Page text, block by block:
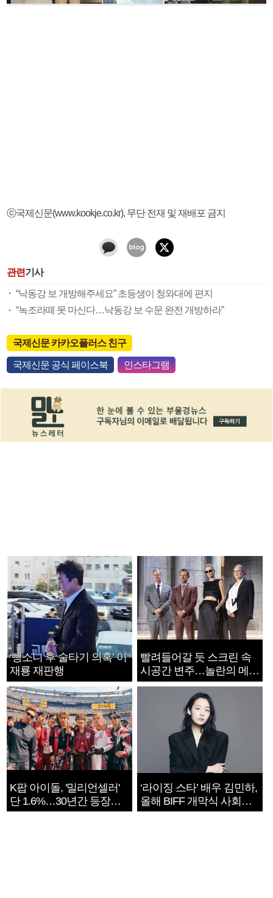
ⓒ국제신문(www.kookje.co.kr), 무단 전재 및 재배포 금지
관련기사
“낙동강 보 개방해주세요” 초등생이 청와대에 편지
“녹조라떼 못 마신다…낙동강 보 수문 완전 개방하라”
국제신문 카카오플러스 친구
국제신문 공식 페이스북 인스타그램
‘뺑소니 후 술타기 의혹’ 이
재룡 재판행
빨려들어갈 듯 스크린 속
시공간 변주…놀란의 메시
지는 ‘전쟁 속죄’
K팝 아이돌, '밀리언셀러'
단 1.6%…30년간 등장
1182개팀 전수조사
‘라이징 스타’ 배우 김민하,
올해 BIFF 개막식 사회자
확정